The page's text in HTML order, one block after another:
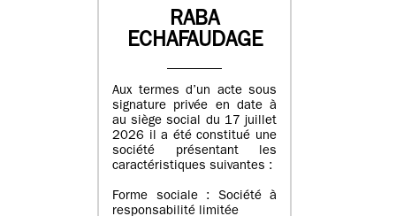
RABA
ECHAFAUDAGE
Aux termes d’un acte sous
signature privée en date à
au siège social du 17 juillet
2026 il a été constitué une
société présentant les
caractéristiques suivantes :
Forme sociale : Société à
responsabilité limitée